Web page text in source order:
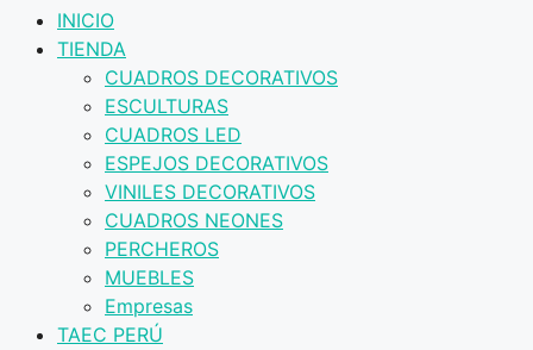
INICIO
TIENDA
CUADROS DECORATIVOS
ESCULTURAS
CUADROS LED
ESPEJOS DECORATIVOS
VINILES DECORATIVOS
CUADROS NEONES
PERCHEROS
MUEBLES
Empresas
TAEC PERÚ